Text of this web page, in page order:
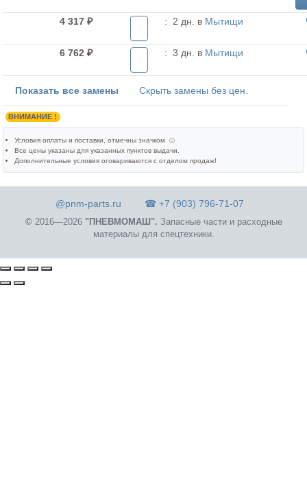
4 317 ₽ : 2 дн. в Мытищи
6 762 ₽ : 3 дн. в Мытищи
Показать все замены Скрыть замены без цен.
ВНИМАНИЕ !
Условия оплаты и поставки , отмечны значком ⓘ
Все цены указаны для указанных пунктов выдачи
Дополнительные условия оговариваются с отделом продаж!
@pnm-parts.ru ☎ +7 (903) 796-71-07
©2016—2026 "ПНЕВМОМАШ". Запасные части и расходные
материалы для спецтехники.